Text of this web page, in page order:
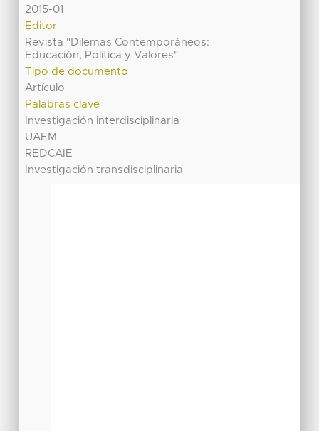
2015-01
Editor
Revista "Dilemas Contemporáneos:
Educación, Política y Valores"
Tipo de documento
Artículo
Palabras clave
Investigación interdisciplinaria
UAEM
REDCAIE
Investigación transdisciplinaria